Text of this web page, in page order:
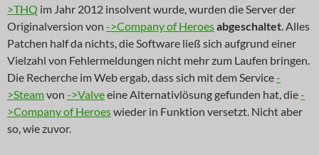
>THQ im Jahr 2012 insolvent wurde, wurden die Server der
Originalversion von ->Company of Heroesabgeschaltet. Alles
Patchen half da nichts, die Software ließ sich aufgrund einer
Vielzahl von Fehlermeldungen nicht mehr zum Laufen bringen.
Die Recherche im Web ergab, dass sich mit dem Service-
>Steamvon ->Valveeine Alternativlösung gefunden hat, die-
>Company of Heroeswieder in Funktion versetzt. Nicht aber
so, wie zuvor.